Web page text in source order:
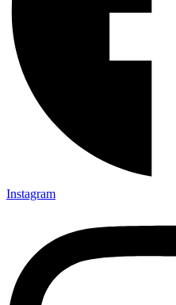
Instagram